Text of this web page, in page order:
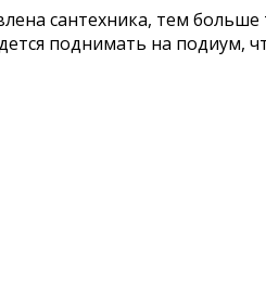
сантехника, тем
поднимать на подиум,